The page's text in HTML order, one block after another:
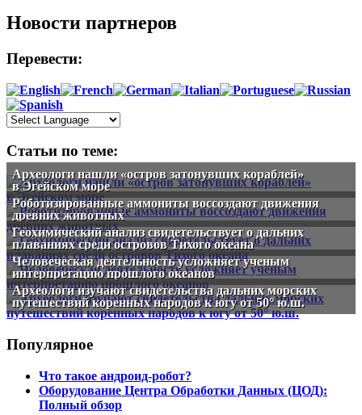
Новости партнеров
Перевести:
Статьи по теме:
Археологи нашли «остров затонувших кораблей»
в Эгейском море
Роботизированные аммониты воссоздают движения
древних животных
Геохимический анализ свидетельствует о дальних
плаваниях среди островов Тихого океана
Человеческая деятельность усложняет ученым
интерпретацию прошлого океанов
Археологи изучают свидетельства дальних морских
путешествий коренных народов к югу от 50° ю.ш.
Популярное
Что такое андроид-робот?
Оборудование Центра Обработки Данных (ЦОД):
Полный обзор